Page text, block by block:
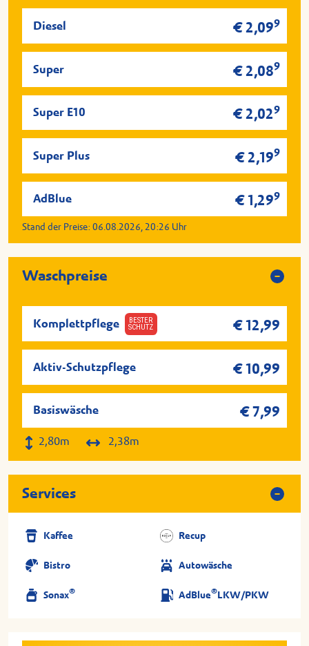
Diesel € 2,099
Super € 2,089
Super E10 € 2,029
Super Plus € 2,199
AdBlue € 1,299
Stand der Preise: 06.08.2026, 20:26 Uhr
Waschpreise
Komplettpflege BESTER
SCHUTZ € 12,99
Aktiv-Schutzpflege € 10,99
Basiswäsche € 7,99
2,80m 2,38m
Services
Kaffee Recup
Bistro Autowäsche
Sonax® AdBlue® LKW/PKW